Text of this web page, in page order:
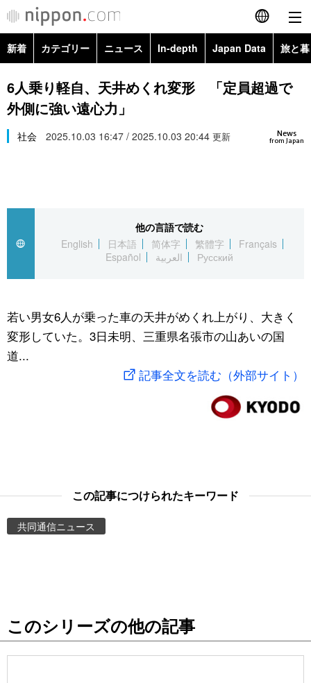
English
简体字
Русский
カテゴリー
経済・ビジネス
国際
文化
トップ
アーカイブ
In-depth
Japan Data
動画/Live
People
新着 カテゴリー ニュース In-depth Japan Data 旅と
政治・外交
経済・ビジネス
スポーツ・東京2020
Topics
6人乗り軽自、天井めくれ変形 「定員超過で
外側に強い遠心力」
News
from Japan
社会 2025.10.03 16:47 / 2025.10.03 20:44 更新
他の言語で読む
English
日本語 简体字 繁體字
Français
Español
العربية Русский
若い男女6人が乗った車の天井がめくれ上がり、大きく
変形していた。3日未明、三重県名張市の山あいの国
道...
記事全文を読む（外部サイト）
この記事につけられたキーワード
共同通信ニュース
このシリーズの他の記事